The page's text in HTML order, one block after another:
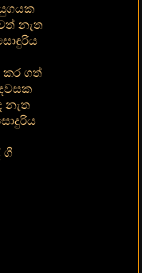
නැත
කර ගත්
නැත
ගී